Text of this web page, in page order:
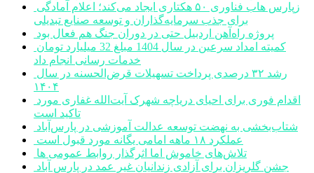
برای جذب سرمایه‌گذاران و توسعه صنایع تبدیلی
پروژه راه‌آهن اردبیل حتی در دوران جنگ هم فعال بود
خدمات رسانی انجام داد
۱۴۰۴
تاکید است
شتاب‌بخشی به نهضت توسعه عدالت آموزشی در پارس‌آباد
عملکرد ۱۸ ماهه امامی یگانه مورد قبول است
تلاش‌های خاموش اما اثرگذار روابط عمومی ها